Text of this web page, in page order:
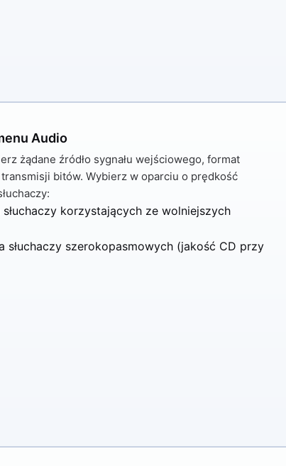
Audio
żądane źródło sygnału wejściowego, format
bitów. Wybierz w oparciu o prędkość
korzystających ze wolniejszych
słuchaczy szerokopasmowych (jakość CD przy